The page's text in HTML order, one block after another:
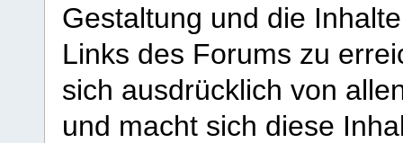
Gestaltung und die
Links des Forums zu
sich ausdrücklich von
und macht sich diese